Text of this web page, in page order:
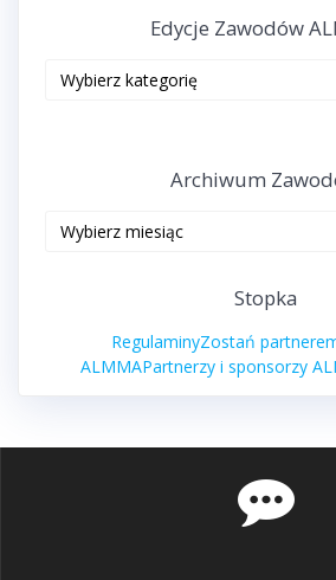
Edycje Zawodów
Archiwum
Stopka
RegulaminyZostań
ALMMAPartnerzy i sponsorzy